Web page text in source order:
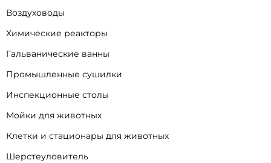
Воздуховоды
Химические реакторы
Гальванические ванны
Промышленные сушилки
Инспекционные столы
Мойки для животных
Клетки и стационары для животных
Шерстеуловитель